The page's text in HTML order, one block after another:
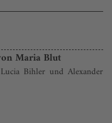
Maria Blut
Bihler und Alexander